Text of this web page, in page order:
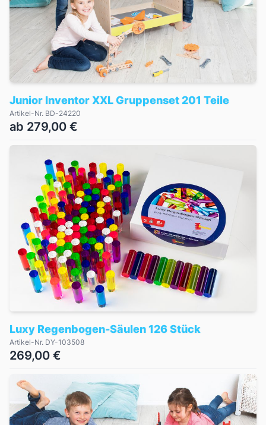
Junior Inventor XXL Gruppenset 201 Teile
Artikel-Nr. BD-24220
ab 279,00 €
Luxy Regenbogen-Säulen 126 Stück
Artikel-Nr. DY-103508
269,00 €